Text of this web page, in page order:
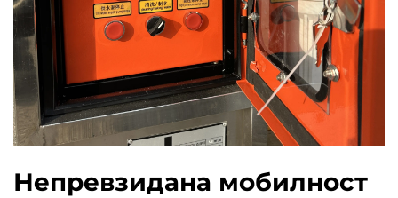
Непревзидана мобилност